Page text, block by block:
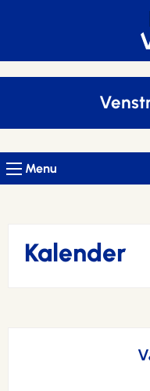
Menu
Kalender